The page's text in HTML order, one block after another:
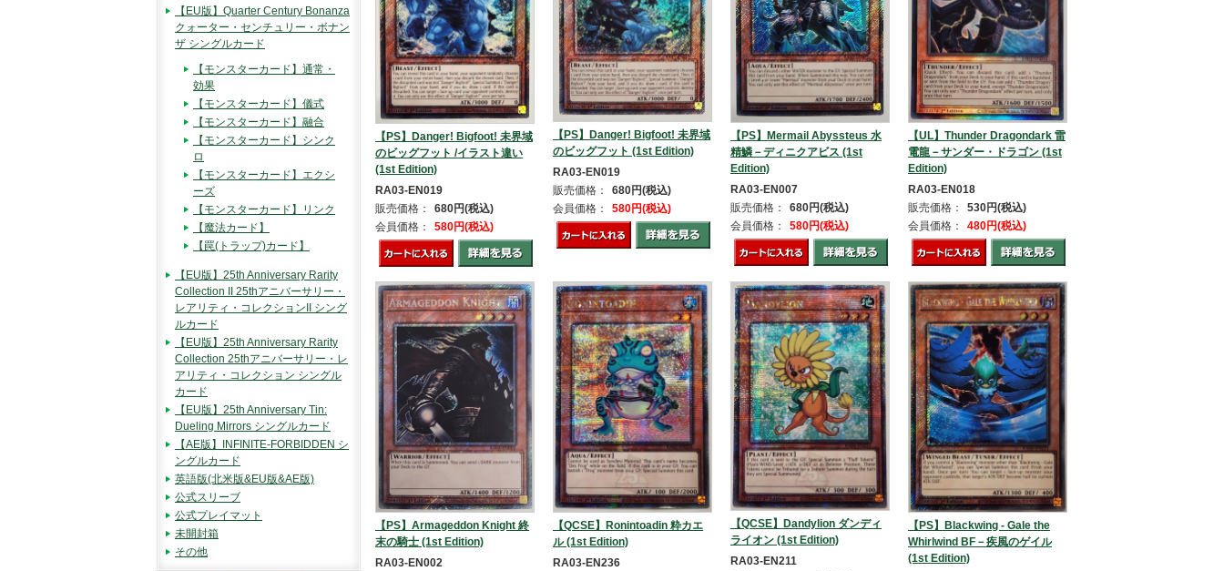
【PS】Danger! Bigfoot! 未界域
のビッグフット /イラスト違い
(1st Edition)
RA03-EN019
販売価格：
680円(税込)
会員価格：
580円(税込)
【PS】Danger! Bigfoot! 未界域
のビッグフット (1st Edition)
RA03-EN019
販売価格：
680円(税込)
会員価格：
580円(税込)
【PS】Mermail Abyssteus 水
精鱗－ディニクアビス (1st
Edition)
RA03-EN007
販売価格：
680円(税込)
会員価格：
580円(税込)
【UL】Thunder Dragondark 雷
電龍－サンダー・ドラゴン (1st
Edition)
RA03-EN018
販売価格：
530円(税込)
会員価格：
480円(税込)
【PS】Armageddon Knight 終
末の騎士 (1st Edition)
RA03-EN002
【QCSE】Ronintoadin 粋カエ
ル (1st Edition)
RA03-EN236
【QCSE】Dandylion ダンディ
ライオン (1st Edition)
RA03-EN211
【PS】Blackwing - Gale the
Whirlwind BF－疾風のゲイル
(1st Edition)
【EU版】Quarter Century Bonanza
クォーター・センチュリー・ボナン
ザ シングルカード
【モンスターカード】通常・
効果
【モンスターカード】儀式
【モンスターカード】融合
【モンスターカード】シンク
ロ
【モンスターカード】エクシ
ーズ
【モンスターカード】リンク
【魔法カード】
【罠(トラップ)カード】
【EU版】25th Anniversary Rarity
Collection II 25thアニバーサリー・
レアリティ・コレクションII シング
ルカード
【EU版】25th Anniversary Rarity
Collection 25thアニバーサリー・レ
アリティ・コレクション シングル
カード
【EU版】25th Anniversary Tin:
Dueling Mirrors シングルカード
【AE版】INFINITE-FORBIDDEN シ
ングルカード
英語版(北米版&EU版&AE版)
公式スリーブ
公式プレイマット
未開封箱
その他